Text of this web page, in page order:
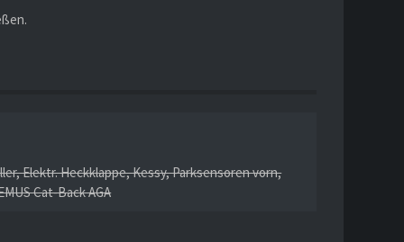
Elektr. Heckklappe, Kessy, Parksensoren vorn,
Cat-Back AGA